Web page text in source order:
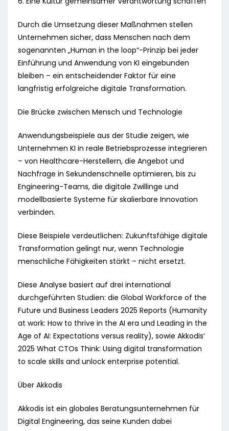
Durch die Umsetzung dieser Maßnahmen stellen
Unternehmen sicher, dass Menschen nach dem
sogenannten „Human in the loop“-Prinzip bei jeder
Einführung und Anwendung von KI eingebunden
bleiben – ein entscheidender Faktor für eine
langfristig erfolgreiche digitale Transformation.
Die Brücke zwischen Mensch und Technologie
Anwendungsbeispiele aus der Studie zeigen, wie
Unternehmen KI in reale Betriebsprozesse integrieren
– von Healthcare-Herstellern, die Angebot und
Nachfrage in Sekundenschnelle optimieren, bis zu
Engineering-Teams, die digitale Zwillinge und
modellbasierte Systeme für skalierbare Innovation
verbinden.
Diese Beispiele verdeutlichen: Zukunftsfähige digitale
Transformation gelingt nur, wenn Technologie
menschliche Fähigkeiten stärkt – nicht ersetzt.
Diese Analyse basiert auf drei international
durchgeführten Studien: die Global Workforce of the
Future und Business Leaders 2025 Reports (Humanity
at work: How to thrive in the AI era und Leading in the
Age of AI: Expectations versus reality), sowie Akkodis‘
2025 What CTOs Think: Using digital transformation
to scale skills and unlock enterprise potential.
Über Akkodis
Akkodis ist ein globales Beratungsunternehmen für
Digital Engineering, das seine Kunden dabei